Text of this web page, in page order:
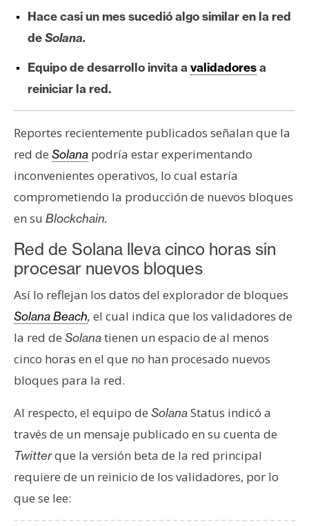
m
I
A
A
n
á
i
s
s
o
t
a
s
e
P
r
e
n
s
Hace casi un mes sucedió algo similar en la red
deSolana.
Equipo de desarrollo invita a validadoresa
reiniciar la red.
Reportes recientemente publicados señalan que la
red de Solana podría estar experimentando
inconvenientes operativos, lo cual estaría
comprometiendo la producción de nuevos bloques
en su Blockchain.
Red de Solana lleva cinco horas sin
procesar nuevos bloques
Así lo reflejan los datos del explorador de bloques
Solana Beach, el cual indica que los validadores de
la red de Solanatienen un espacio de al menos
cinco horas en el que no han procesado nuevos
bloques para la red.
Al respecto, el equipo de SolanaStatus indicó a
través de un mensaje publicado en su cuenta de
Twitterque la versión beta de la red principal
requiere de un reinicio de los validadores, por lo
que se lee: